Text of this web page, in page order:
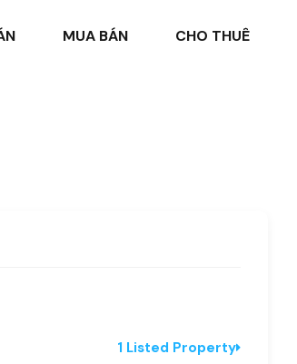
MUA BÁN CHO THUÊ
1 Listed Property